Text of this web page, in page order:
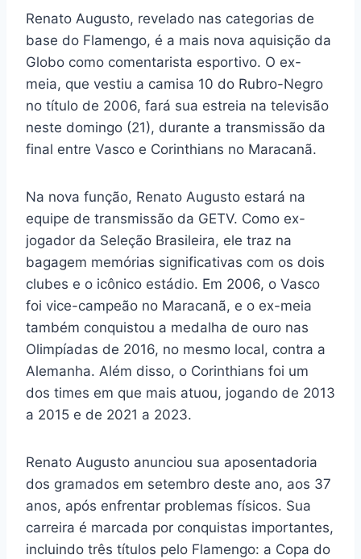
Renato Augusto, revelado nas categorias de
base do Flamengo, é a mais nova aquisição da
Globo como comentarista esportivo. O ex-
meia, que vestiu a camisa 10 do Rubro-Negro
no título de 2006, fará sua estreia na televisão
neste domingo (21), durante a transmissão da
final entre Vasco e Corinthians no Maracanã.
Na nova função, Renato Augusto estará na
equipe de transmissão da GETV. Como ex-
jogador da Seleção Brasileira, ele traz na
bagagem memórias significativas com os dois
clubes e o icônico estádio. Em 2006, o Vasco
foi vice-campeão no Maracanã, e o ex-meia
também conquistou a medalha de ouro nas
Olimpíadas de 2016, no mesmo local, contra a
Alemanha. Além disso, o Corinthians foi um
dos times em que mais atuou, jogando de 2013
a 2015 e de 2021 a 2023.
Renato Augusto anunciou sua aposentadoria
dos gramados em setembro deste ano, aos 37
anos, após enfrentar problemas físicos. Sua
carreira é marcada por conquistas importantes,
incluindo três títulos pelo Flamengo: a Copa do